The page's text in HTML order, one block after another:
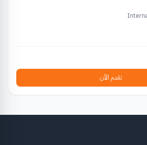
تقدم الآن